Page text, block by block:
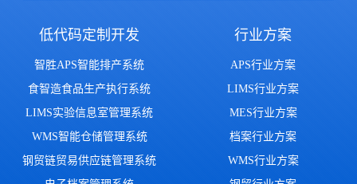
低代码定制开发
智胜APS智能排产系统
食智造食品生产执行系统
LIMS实验信息室管理系统
WMS智能仓储管理系统
钢贸链贸易供应链管理系统
行业方案
APS行业方案
LIMS行业方案
MES行业方案
档案行业方案
WMS行业方案